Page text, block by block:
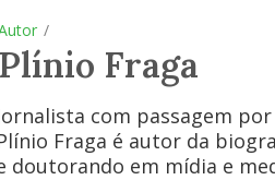
/
Plínio Fraga
com passagem
Fraga é autor da
doutorando em mídia e